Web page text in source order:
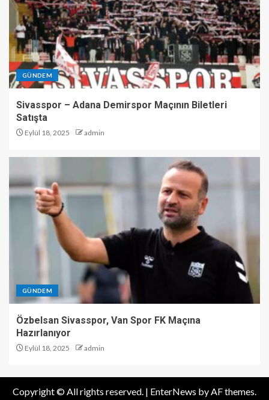
GÜNDEM
Sivasspor – Adana Demirspor Maçının Biletleri
Satışta
Eylül 18, 2025 admin
GÜNDEM
Özbelsan Sivasspor, Van Spor FK Maçına
Hazırlanıyor
Eylül 18, 2025 admin
Copyright © All rights reserved. | EnterNews by AF themes.